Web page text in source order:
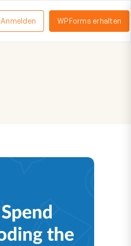
Anmelden WPForms erhalten